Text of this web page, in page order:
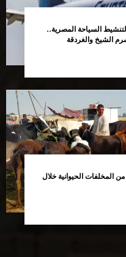
السياحة المصرية..
الشيخ والغردقة
المخلفات الحيوانية خلال